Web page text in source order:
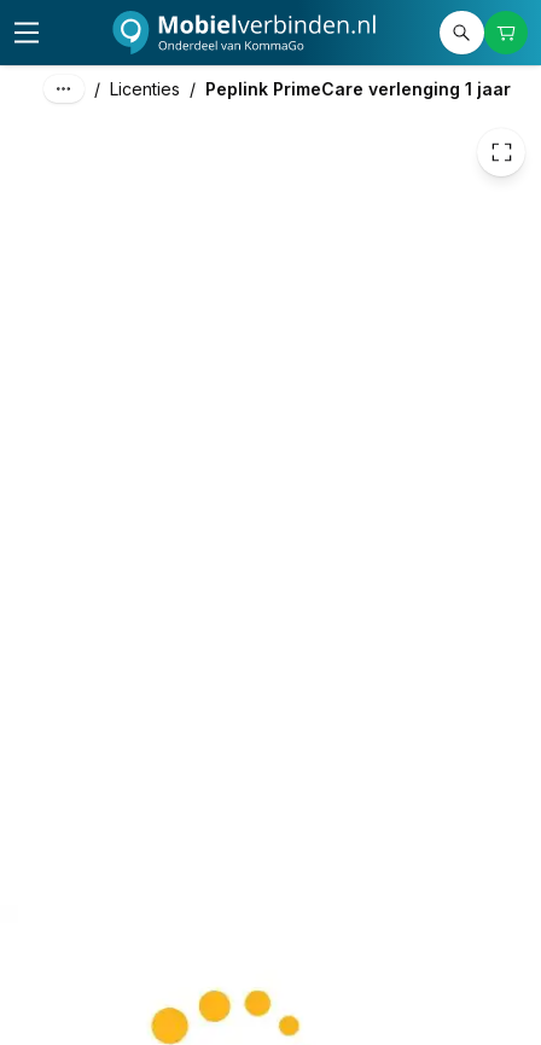
/ Licenties / Peplink PrimeCare verlenging 1 jaar